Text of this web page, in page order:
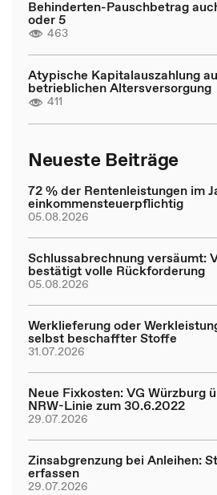
Behinderten-Pauschbetrag
oder 5
463
Atypische Kapitalauszahlung
betrieblichen Altersversorgung
411
Neueste Beiträge
72 % der Rentenleistungen im
einkommensteuerpflichtig
05.08.2026
Schlussabrechnung versäumt:
bestätigt volle Rückforderung
05.08.2026
Werklieferung oder
selbst beschaffter Stoffe
31.07.2026
Neue Fixkosten: VG Würzburg
NRW-Linie zum 30.6.2022
29.07.2026
Zinsabgrenzung bei Anleihen:
erfassen
29.07.2026